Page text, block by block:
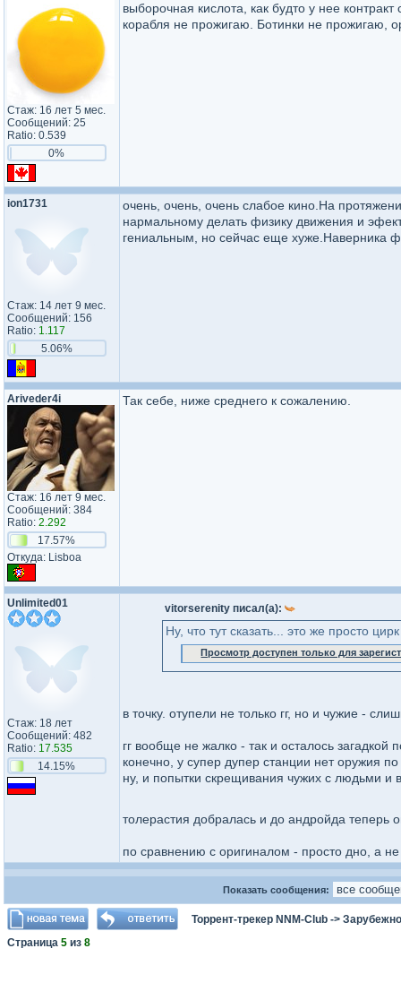
Стаж: 16 лет 5 мес.
Сообщений: 25
Ratio: 0.539
0%
выборочная кислота, как будто у нее
корабля не прожигаю. Ботинки не прожигаю,
ion1731
Стаж: 14 лет 9 мес.
Сообщений: 156
Ratio: 1.117
5.06%
очень, очень, очень слабое кино.На
нармальному делать физику движения и
гениальным, но сейчас еще хуже.Наверника
Ariveder4i
Стаж: 16 лет 9 мес.
Сообщений: 384
Ratio: 2.292
17.57%
Откуда: Lisboa
Так себе, ниже среднего к сожалению.
Unlimited01
Стаж: 18 лет
Сообщений: 482
Ratio: 17.535
14.15%
vitorserenity писал(а):
Ну, что тут сказать... это же просто
Просмотр доступен только для
в точку. отупели не только гг, но и чужие -
гг вообще не жалко - так и осталось
конечно, у супер дупер станции нет оружия
ну, и попытки скрещивания чужих с людьми и
толерастия добралась и до андройда теперь
по сравнению с оригиналом - просто дно, а
Показать сообщения:
Торрент-трекер NNM-Club ->
Страница 5 из 8